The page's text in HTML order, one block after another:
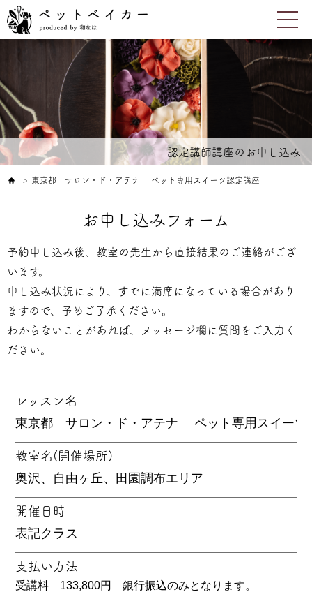
認定講師講座のお申し込み
＞ 東京都 サロン・ド・アテナ ペット専用スイーツ認定講座
お申し込みフォーム
予約申し込み後、教室の先生から直接結果のご連絡がござ
います。
申し込み状況により、すでに満席になっている場合があり
ますので、予めご了承ください。
わからないことがあれば、メッセージ欄に質問をご入力く
ださい。
レッスン名
教室名(開催場所)
開催日時
支払い方法
受講料 133,800円 銀行振込のみとなります。